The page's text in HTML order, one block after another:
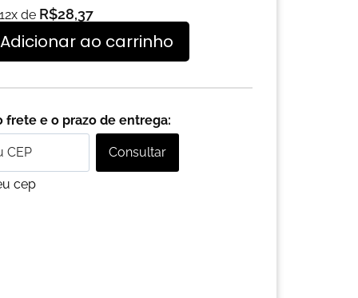
de R$28,37
Adicionar ao carrinho
frete e o prazo de entrega:
Consultar
cep